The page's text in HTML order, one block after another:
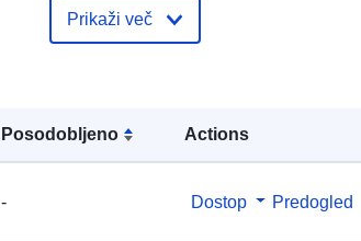
Posodobljeno Actions
- Dostop Predogled
Prikaži več